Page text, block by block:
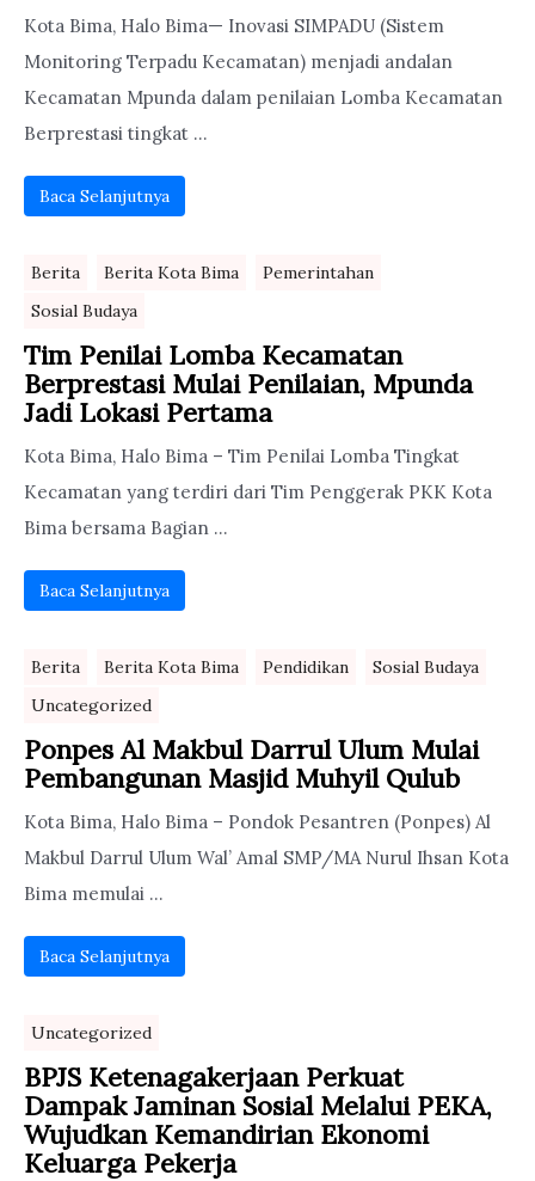
Kota Bima, Halo Bima— Inovasi SIMPADU (Sistem
Monitoring Terpadu Kecamatan) menjadi andalan
Kecamatan Mpunda dalam penilaian Lomba Kecamatan
Berprestasi tingkat ...
Baca Selanjutnya
Berita Berita Kota Bima
Pemerintahan
Sosial Budaya
Tim Penilai Lomba Kecamatan
Berprestasi Mulai Penilaian, Mpunda
Jadi Lokasi Pertama
Kota Bima, Halo Bima – Tim Penilai Lomba Tingkat
Kecamatan yang terdiri dari Tim Penggerak PKK Kota
Bima bersama Bagian ...
Baca Selanjutnya
Berita Berita Kota Bima Pendidikan
Sosial Budaya
Uncategorized
Ponpes Al Makbul Darrul Ulum Mulai
Pembangunan Masjid Muhyil Qulub
Kota Bima, Halo Bima – Pondok Pesantren (Ponpes) Al
Makbul Darrul Ulum Wal’ Amal SMP/MA Nurul Ihsan Kota
Bima memulai ...
Baca Selanjutnya
Uncategorized
BPJS Ketenagakerjaan Perkuat
Dampak Jaminan Sosial Melalui PEKA,
Wujudkan Kemandirian Ekonomi
Keluarga Pekerja